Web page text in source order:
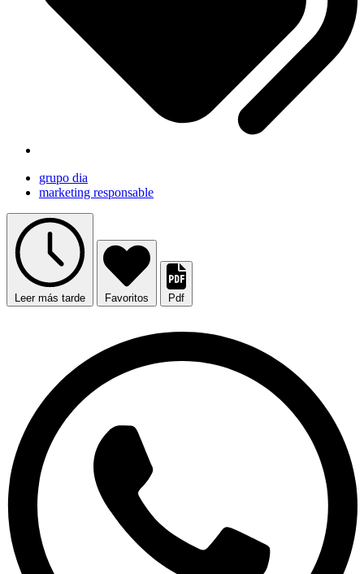
grupo dia
marketing responsable
Leer más tarde Favoritos Pdf